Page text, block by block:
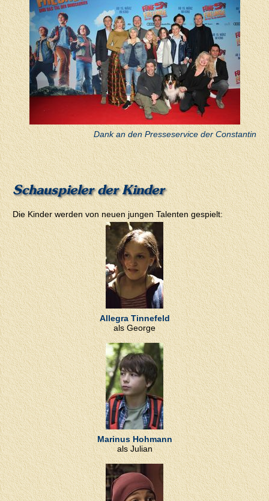
Dank an den Presseservice der Constantin
Schauspieler der Kinder
Die Kinder werden von neuen jungen Talenten gespielt:
Allegra Tinnefeld
als George
Marinus Hohmann
als Julian